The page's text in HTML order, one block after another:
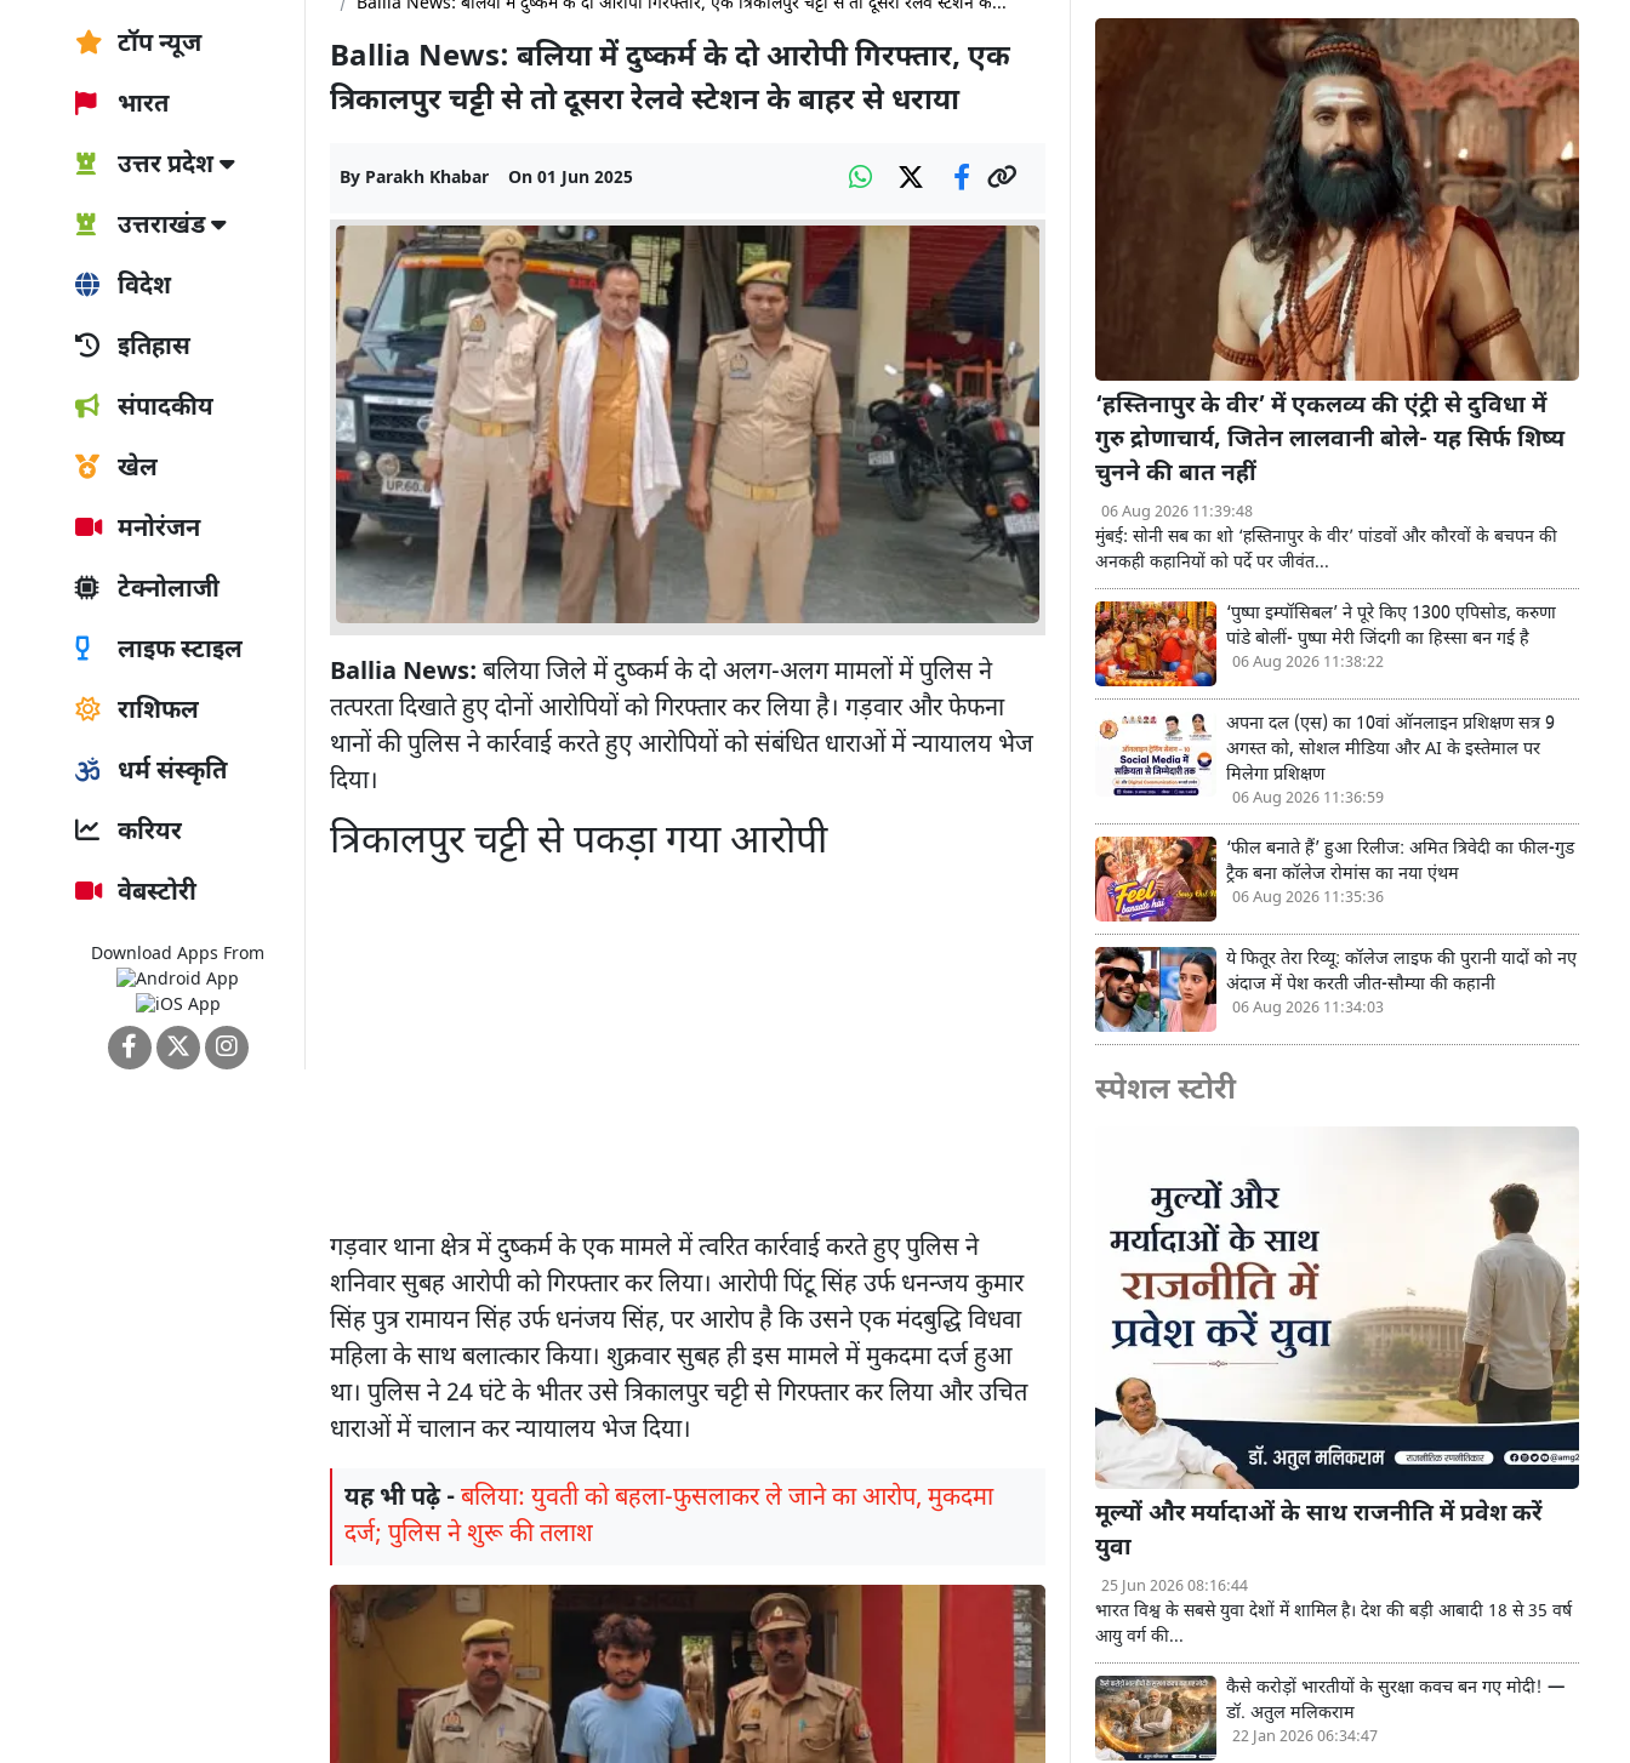
टॉप न्यूज
भारत
उत्तर प्रदेश
उत्तराखंड
विदेश
इतिहास
संपादकीय
खेल
मनोरंजन
टेक्नोलाजी
लाइफ स्टाइल
राशिफल
धर्म संस्कृति
करियर
वेबस्टोरी
Download Apps From
Ballia News: बलिया में दुष्कर्म के दो आरोपी गिरफ्तार, एक
त्रिकालपुर चट्टी से तो दूसरा रेलवे स्टेशन के बाहर से धराया
By Parakh Khabar On 01 Jun 2025
Ballia News: बलिया जिले में दुष्कर्म के दो अलग-अलग मामलों में पुलिस ने
तत्परता दिखाते हुए दोनों आरोपियों को गिरफ्तार कर लिया है। गड़वार और फेफना
थानों की पुलिस ने कार्रवाई करते हुए आरोपियों को संबंधित धाराओं में न्यायालय भेज
दिया।
त्रिकालपुर चट्टी से पकड़ा गया आरोपी
गड़वार थाना क्षेत्र में दुष्कर्म के एक मामले में त्वरित कार्रवाई करते हुए पुलिस ने
शनिवार सुबह आरोपी को गिरफ्तार कर लिया। आरोपी पिंटू सिंह उर्फ धनन्जय कुमार
सिंह पुत्र रामायन सिंह उर्फ धनंजय सिंह, पर आरोप है कि उसने एक मंदबुद्धि विधवा
महिला के साथ बलात्कार किया। शुक्रवार सुबह ही इस मामले में मुकदमा दर्ज हुआ
था। पुलिस ने 24 घंटे के भीतर उसे त्रिकालपुर चट्टी से गिरफ्तार कर लिया और उचित
धाराओं में चालान कर न्यायालय भेज दिया।
यह भी पढ़े -बलिया: युवती को बहला-फुसलाकर ले जाने का आरोप, मुकदमा
दर्ज; पुलिस ने शुरू की तलाश
‘हस्तिनापुर के वीर’ में एकलव्य की एंट्री से दुविधा में
गुरु द्रोणाचार्य, जितेन लालवानी बोले- यह सिर्फ शिष्य
चुनने की बात नहीं
06 Aug 2026 11:39:48
मुंबई: सोनी सब का शो ‘हस्तिनापुर के वीर’ पांडवों और कौरवों के बचपन की
अनकही कहानियों को पर्दे पर जीवंत...
‘पुष्पा इम्पॉसिबल’ ने पूरे किए 1300 एपिसोड, करुणा
पांडे बोलीं- पुष्पा मेरी जिंदगी का हिस्सा बन गई है
06 Aug 2026 11:38:22
अपना दल (एस) का 10वां ऑनलाइन प्रशिक्षण सत्र 9
अगस्त को, सोशल मीडिया और AI के इस्तेमाल पर
मिलेगा प्रशिक्षण
06 Aug 2026 11:36:59
‘फील बनाते हैं’ हुआ रिलीज: अमित त्रिवेदी का फील-गुड
ट्रैक बना कॉलेज रोमांस का नया एंथम
06 Aug 2026 11:35:36
ये फितूर तेरा रिव्यू: कॉलेज लाइफ की पुरानी यादों को नए
अंदाज में पेश करती जीत-सौम्या की कहानी
06 Aug 2026 11:34:03
स्पेशल स्टोरी
मूल्यों और मर्यादाओं के साथ राजनीति में प्रवेश करें
युवा
25 Jun 2026 08:16:44
भारत विश्व के सबसे युवा देशों में शामिल है। देश की बड़ी आबादी 18 से 35 वर्ष
आयु वर्ग की...
कैसे करोड़ों भारतीयों के सुरक्षा कवच बन गए मोदी! —
डॉ. अतुल मलिकराम
22 Jan 2026 06:34:47